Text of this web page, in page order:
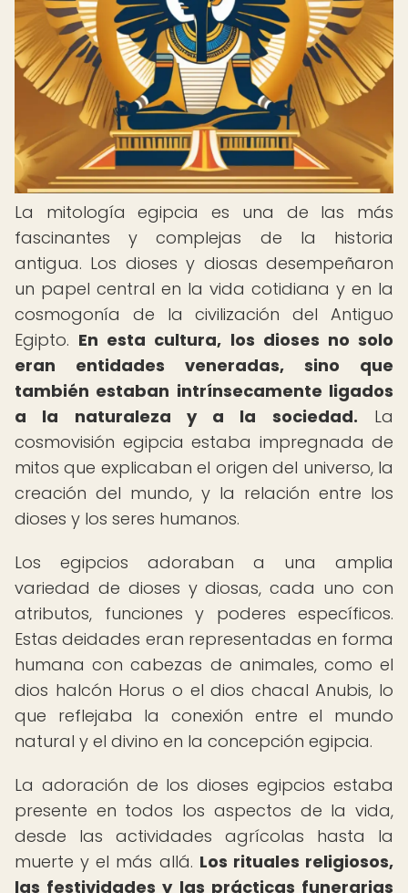
La mitología egipcia es una de las más
fascinantes y complejas de la historia
antigua. Los dioses y diosas desempeñaron
un papel central en la vida cotidiana y en la
cosmogonía de la civilización del Antiguo
Egipto. En esta cultura, los dioses no solo
eran entidades veneradas, sino que
también estaban intrínsecamente ligados
a la naturaleza y a la sociedad. La
cosmovisión egipcia estaba impregnada de
mitos que explicaban el origen del universo, la
creación del mundo, y la relación entre los
dioses y los seres humanos.
Los egipcios adoraban a una amplia
variedad de dioses y diosas, cada uno con
atributos, funciones y poderes específicos.
Estas deidades eran representadas en forma
humana con cabezas de animales, como el
dios halcón Horus o el dios chacal Anubis, lo
que reflejaba la conexión entre el mundo
natural y el divino en la concepción egipcia.
La adoración de los dioses egipcios estaba
presente en todos los aspectos de la vida,
desde las actividades agrícolas hasta la
muerte y el más allá. Los rituales religiosos,
las festividades y las prácticas funerarias